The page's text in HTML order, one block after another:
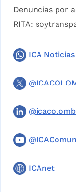
Denuncias por
RITA:
ICA Noticias
ICAnet